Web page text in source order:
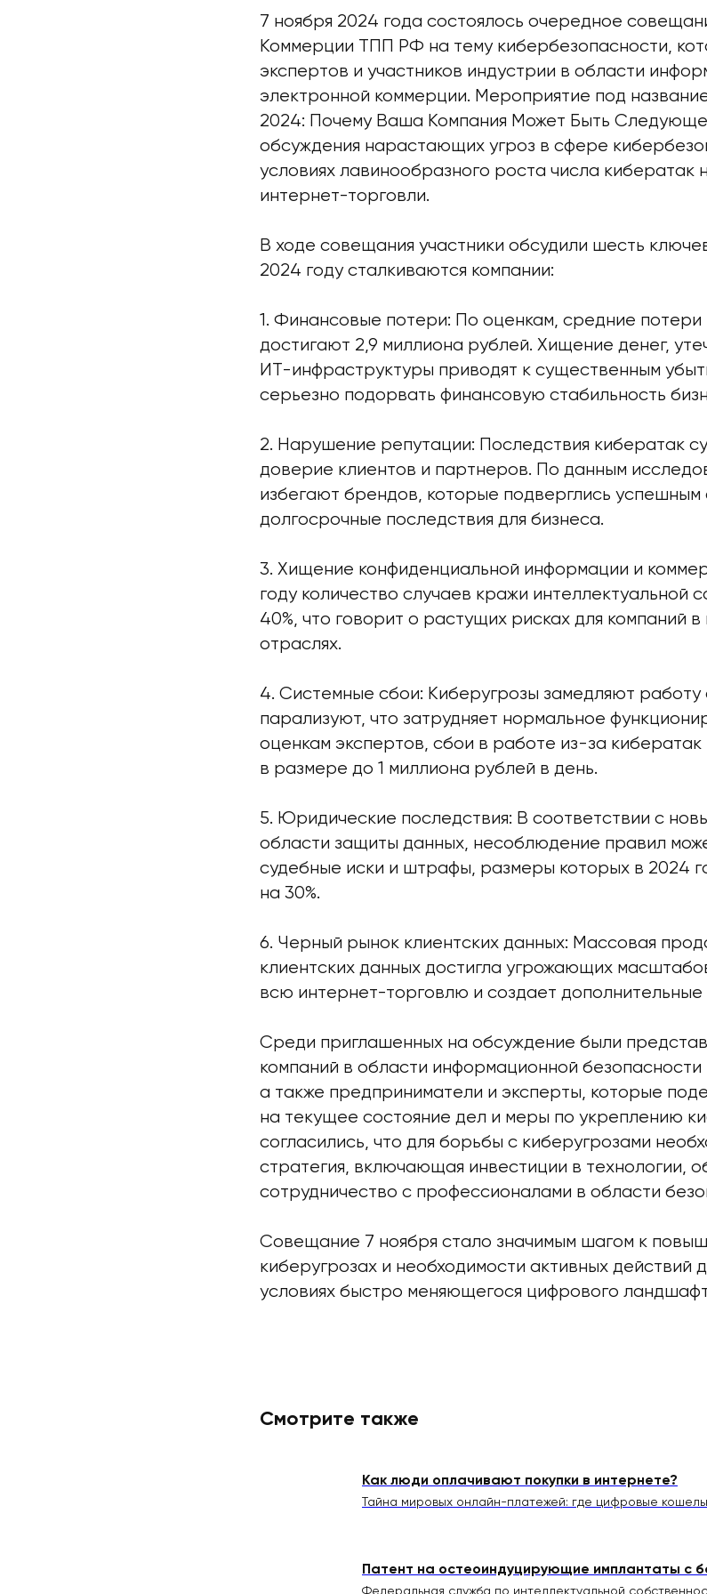
7 ноября 2024 года состоялось очередное
Коммерции ТПП РФ на тему кибербезопасности,
экспертов и участников индустрии в области
электронной коммерции. Мероприятие под
2024: Почему Ваша Компания Может Быть
обсуждения нарастающих угроз в сфере
условиях лавинообразного роста числа кибератак
интернет-торговли.
В ходе совещания участники обсудили шесть
2024 году сталкиваются компании:
1. Финансовые потери: По оценкам, средние потери
достигают 2,9 миллиона рублей. Хищение денег,
ИТ-инфраструктуры приводят к существенным
серьезно подорвать финансовую стабильность
2. Нарушение репутации: Последствия кибератак
доверие клиентов и партнеров. По данным
избегают брендов, которые подверглись успешным
долгосрочные последствия для бизнеса.
3. Хищение конфиденциальной информации и
году количество случаев кражи интеллектуальной
40%, что говорит о растущих рисках для компаний
отраслях.
4. Системные сбои: Киберугрозы замедляют работу
парализуют, что затрудняет нормальное
оценкам экспертов, сбои в работе из-за кибератак
в размере до 1 миллиона рублей в день.
5. Юридические последствия: В соответствии с
области защиты данных, несоблюдение правил
судебные иски и штрафы, размеры которых в 2024
на 30%.
6. Черный рынок клиентских данных: Массовая
клиентских данных достигла угрожающих
всю интернет-торговлю и создает дополнительные
Среди приглашенных на обсуждение были
компаний в области информационной
а также предприниматели и эксперты, которые
на текущее состояние дел и меры по укреплению
согласились, что для борьбы с киберугрозами
стратегия, включающая инвестиции в технологии,
сотрудничество с профессионалами в области
Совещание 7 ноября стало значимым шагом к
киберугрозах и необходимости активных действий
условиях быстро меняющегося цифрового
Смотрите также
Как люди оплачивают покупки в интернете?
Тайна мировых онлайн-платежей: где цифровые
Патент на остеоиндуцирующие имплантаты с
Федеральная служба по интеллектуальной